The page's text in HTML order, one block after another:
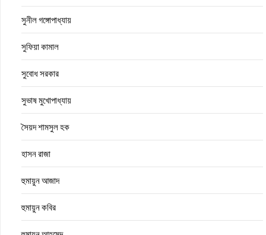
সুনীল গঙ্গোপাধ্যায়
সুফিয়া কামাল
সুবোধ সরকার
সুভাষ মুখোপাধ্যায়
সৈয়দ শামসুল হক
হাসন রাজা
হুমায়ুন আজাদ
হুমায়ুন কবির